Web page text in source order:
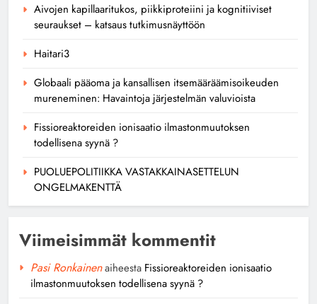
Aivojen kapillaaritukos, piikkiproteiini ja kognitiiviset
seuraukset – katsaus tutkimusnäyttöön
Haitari3
Globaali pääoma ja kansallisen itsemääräämisoikeuden
mureneminen: Havaintoja järjestelmän valuvioista
Fissioreaktoreiden ionisaatio ilmastonmuutoksen
todellisena syynä ?
PUOLUEPOLITIIKKA VASTAKKAINASETTELUN
ONGELMAKENTTÄ
Viimeisimmät kommentit
Pasi Ronkainenaiheesta Fissioreaktoreiden ionisaatio
ilmastonmuutoksen todellisena syynä ?